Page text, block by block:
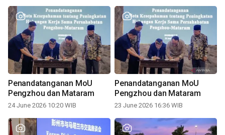
Penandatanganan MoU
Pengzhou dan Mataram
24 June 2026 10:20 WIB
Penandatanganan MoU
Pengzhou dan Mataram
23 June 2026 16:36 WIB